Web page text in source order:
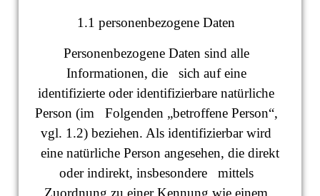
1.1 personenbezogene Daten
Personenbezogene Daten sind alle
Informationen, die sich auf eine
identifizierte oder identifizierbare natürliche
Person (im Folgenden „betroffene Person“,
vgl. 1.2) beziehen. Als identifizierbar wird
eine natürliche Person angesehen, die direkt
oder indirekt, insbesondere mittels
Zuordnung zu einer Kennung wie einem